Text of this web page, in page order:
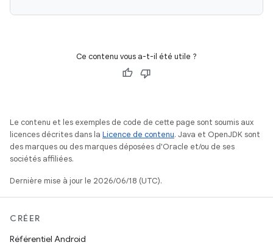
Ce contenu vous a-t-il été utile ?
Le contenu et les exemples de code de cette page sont soumis aux
licences décrites dans la Licence de contenu. Java et OpenJDK sont
des marques ou des marques déposées d'Oracle et/ou de ses
sociétés affiliées.
Dernière mise à jour le 2026/06/18 (UTC).
CRÉER
Référentiel Android